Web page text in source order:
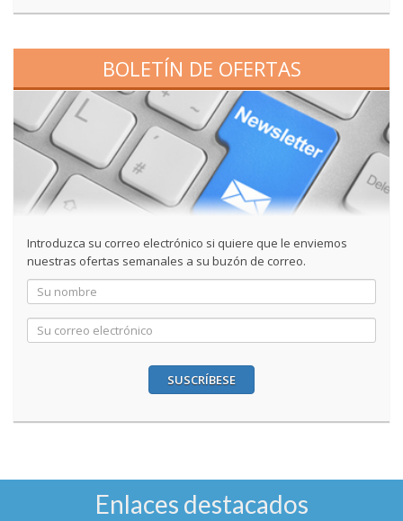
BOLETÍN DE OFERTAS
Introduzca su correo electrónico si quiere que le enviemos
nuestras ofertas semanales a su buzón de correo.
SUSCRÍBESE
Enlaces destacados